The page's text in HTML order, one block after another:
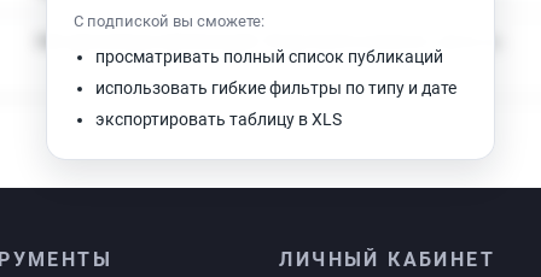
С подпиской вы сможете:
просматривать полный список публикаций
использовать гибкие фильтры по типу и дате
экспортировать таблицу в XLS
ЛИЧНЫЙ КАБИНЕТ